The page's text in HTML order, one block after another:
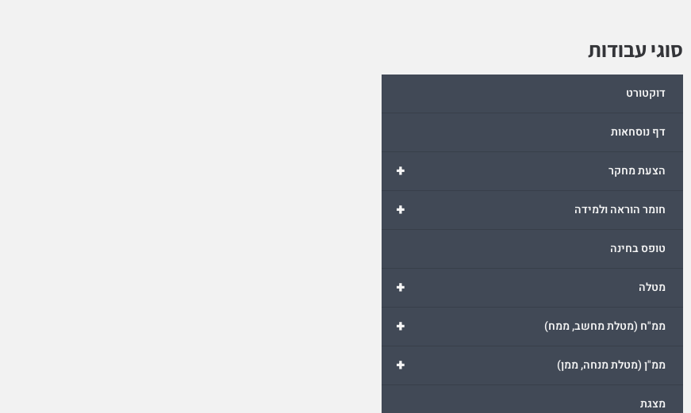
סוגי עבודות
דוקטורט
דף נוסחאות
+ הצעת מחקר
+ חומר הוראה ולמידה
טופס בחינה
+ מטלה
+ ממ"ח (מטלת מחשב, ממח)
+ ממ"ן (מטלת מנחה, ממן)
מצגת